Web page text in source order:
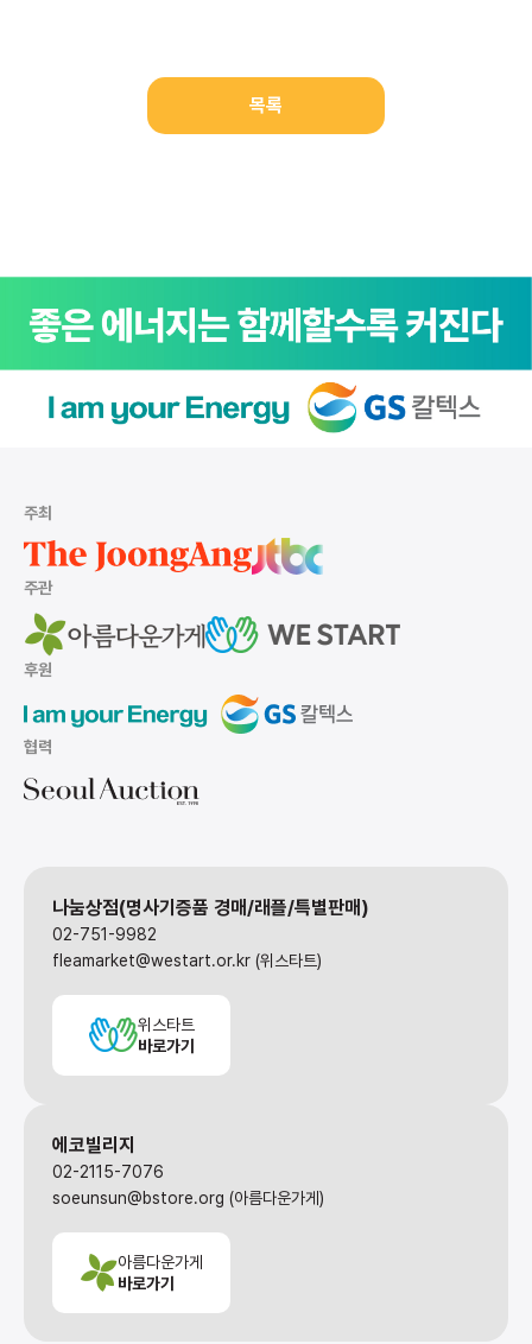
목록
주최
주관
후원
협력
나눔상점(명사기증품 경매/래플/특별판매)
02-751-9982
fleamarket@westart.or.kr (위스타트)
위스타트
바로가기
에코빌리지
02-2115-7076
soeunsun@bstore.org (아름다운가게)
아름다운가게
바로가기